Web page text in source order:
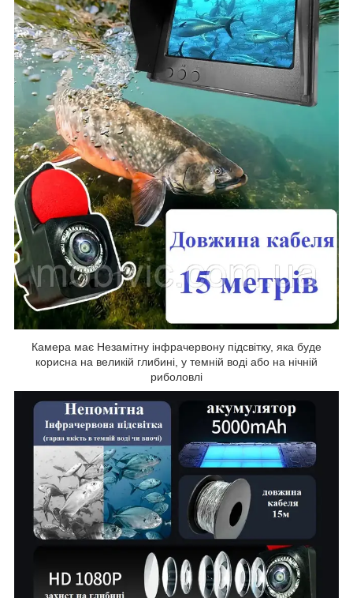
Камера має Незамітну інфрачервону підсвітку, яка буде
корисна на великій глибині, у темній воді або на нічній
риболовлі